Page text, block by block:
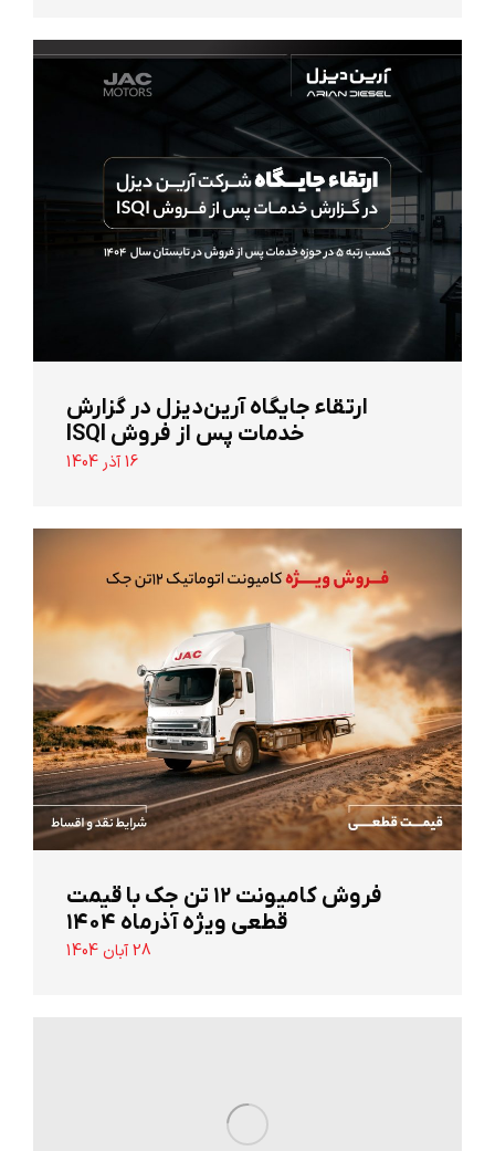
ارتقاء جایگاه آرین‌دیزل در گزارش
خدمات پس از فروش ISQI
16 آذر 1404
‌فروش کامیونت ۱۲ تن جک با قیمت
قطعی ویژه آذرماه ۱۴۰۴
28 آبان 1404